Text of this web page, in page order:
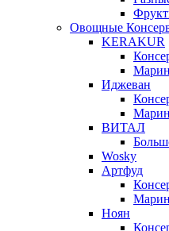
Овощные
KERAKUR
Иджеван
ВИТАЛ
Wosky
Артфуд
Ноян